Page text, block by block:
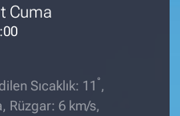
Cuma
Sıcaklık: 11 ° ,
Rüzgar: 6 km/s,